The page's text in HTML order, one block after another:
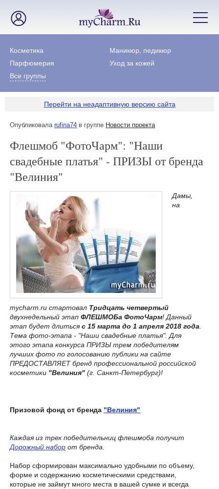
Косметика
Маникюр, педикюр
Парфюмерия
Уход за кожей
Все группы
Перейти на неадаптивную версию сайта
Опубликовала rufina74 в группе Новости проекта
Флешмоб "ФотоЧарм": "Наши
свадебные платья" - ПРИЗЫ от бренда
"Велиния"
Дамы,
на
mycharm.ru стартовал Тридцать четвертый
двухнедельный этап ФЛЕШМОБа ФотоЧарм! Данный
этап будет длиться с 15 марта до 1 апреля 2018 года
Тема фото-этапа - "Наши свадебные платья". Для
этого этапа конкурса ПРИЗЫ трем победителям
лучших фото по голосованию публики на сайте
ПРЕДОСТАВЛЯЕТ бренд профессиональной российской
косметики "Велиния" (г. Санкт-Петербург)!
Призовой фонд от бренда "Велиния"
Каждая из трех победительниц флешмоба получит
Дорожный набор от бренда.
Набор сформирован максимально удобными по объему,
форме и содержанию косметическими средствами,
которые не займут много места в вашей сумке и всегда